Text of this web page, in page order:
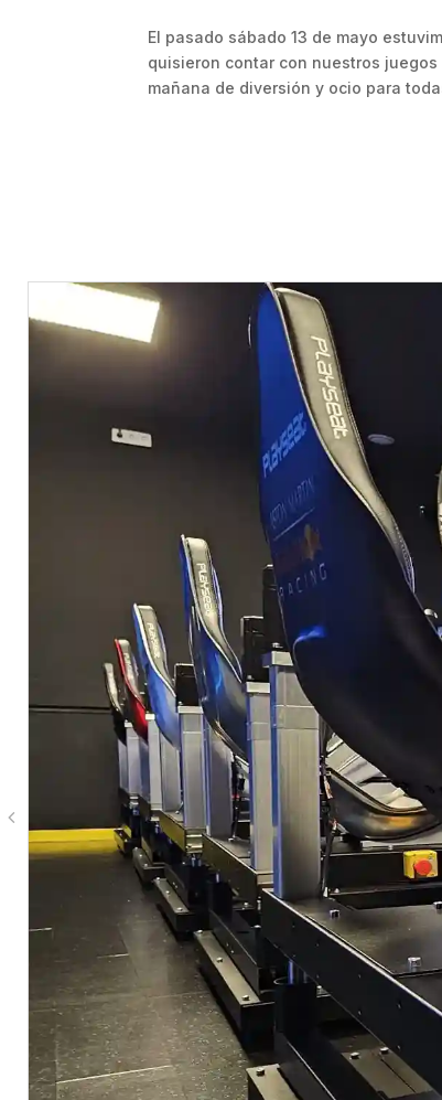
El pasado sábado 13 de mayo
quisieron contar con nuestros
mañana de diversión y ocio para